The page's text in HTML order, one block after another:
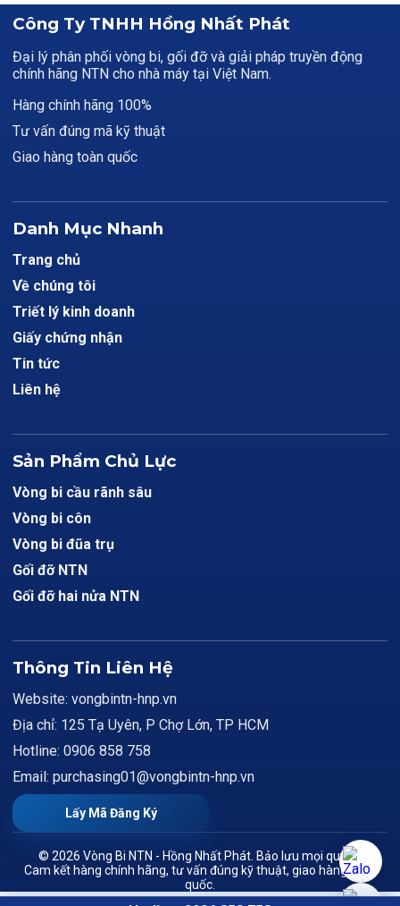
Công Ty TNHH Hồng Nhất Phát
Đại lý phân phối vòng bi, gối đỡ và giải pháp truyền động
chính hãng NTN cho nhà máy tại Việt Nam.
Hàng chính hãng 100%
Tư vấn đúng mã kỹ thuật
Giao hàng toàn quốc
Danh Mục Nhanh
Trang chủ
Về chúng tôi
Triết lý kinh doanh
Giấy chứng nhận
Tin tức
Liên hệ
Sản Phẩm Chủ Lực
Vòng bi cầu rãnh sâu
Vòng bi côn
Vòng bi đũa trụ
Gối đỡ NTN
Gối đỡ hai nửa NTN
Thông Tin Liên Hệ
Website: vongbintn-hnp.vn
Địa chỉ: 125 Tạ Uyên, P Chợ Lớn, TP HCM
Hotline: 0906 858 758
Email: purchasing01@vongbintn-hnp.vn
Lấy Mã Đăng Ký
© 2026 Vòng Bi NTN - Hồng Nhất Phát. Bảo lưu mọi quyền.
Cam kết hàng chính hãng, tư vấn đúng kỹ thuật, giao hàng toàn
quốc.